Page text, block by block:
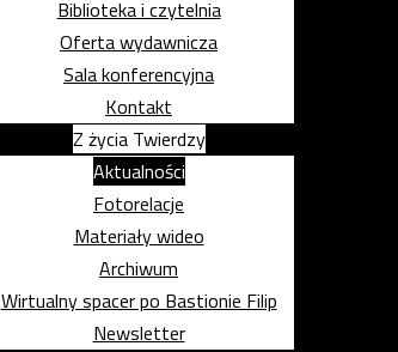
Biblioteka i czytelnia
Oferta wydawnicza
Sala konferencyjna
Kontakt
Z życia Twierdzy
Aktualności
Fotorelacje
Materiały wideo
Archiwum
Wirtualny spacer po Bastionie Filip
Newsletter